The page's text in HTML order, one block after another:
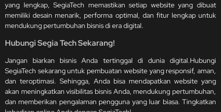
yang lengkap, SegiaTech memastikan setiap website yang dibuat
memiliki desain menarik, performa optimal, dan fitur lengkap untuk
mendukung pertumbuhan bisnis di era digital.
Hubungi Segia Tech Sekarang!
Jangan biarkan bisnis Anda tertinggal di dunia digital.Hubungi
SegiaTech sekarang untuk pembuatan website yang responsif, aman,
dan teroptimasi. Sehingga, Anda bisa mendapatkan website yang
akan meningkatkan visibilitas bisnis Anda, mendukung pertumbuhan,
dan memberikan pengalaman pengguna yang luar biasa. Tingkatkan